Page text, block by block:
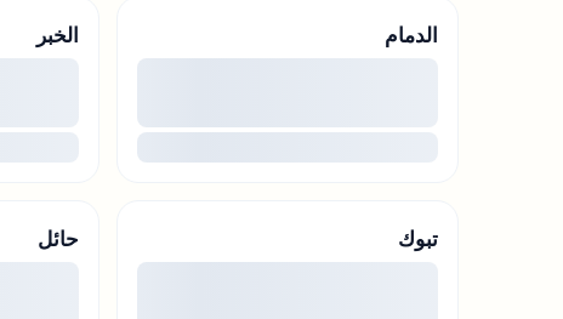
الدمام الخبر
تبوك حائل